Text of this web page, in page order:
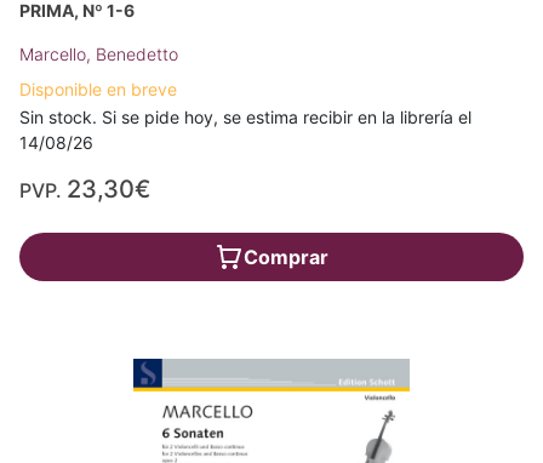
PRIMA, Nº 1-6
Marcello, Benedetto
Disponible en breve
Sin stock. Si se pide hoy, se estima recibir en la librería el
14/08/26
PVP. 23,30€
Comprar